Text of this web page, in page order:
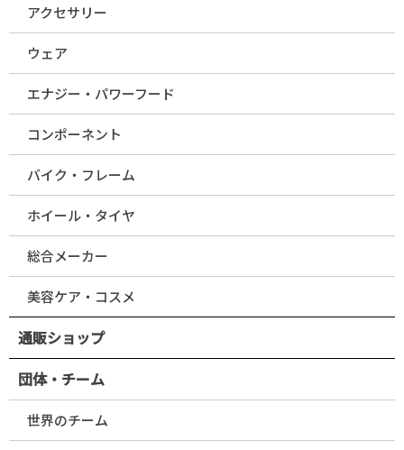
アクセサリー
ウェア
エナジー・パワーフード
コンポーネント
バイク・フレーム
ホイール・タイヤ
総合メーカー
美容ケア・コスメ
通販ショップ
団体・チーム
世界のチーム